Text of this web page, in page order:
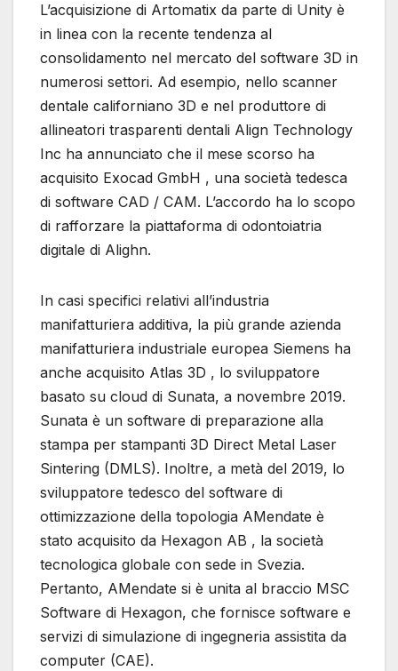
L’acquisizione di Artomatix da parte di Unity è
in linea con la recente tendenza al
consolidamento nel mercato del software 3D in
numerosi settori. Ad esempio, nello scanner
dentale californiano 3D e nel produttore di
allineatori trasparenti dentali Align Technology
Inc ha annunciato che il mese scorso ha
acquisito Exocad GmbH , una società tedesca
di software CAD / CAM. L’accordo ha lo scopo
di rafforzare la piattaforma di odontoiatria
digitale di Alighn.
In casi specifici relativi all’industria
manifatturiera additiva, la più grande azienda
manifatturiera industriale europea Siemens ha
anche acquisito Atlas 3D , lo sviluppatore
basato su cloud di Sunata, a novembre 2019.
Sunata è un software di preparazione alla
stampa per stampanti 3D Direct Metal Laser
Sintering (DMLS). Inoltre, a metà del 2019, lo
sviluppatore tedesco del software di
ottimizzazione della topologia AMendate è
stato acquisito da Hexagon AB , la società
tecnologica globale con sede in Svezia.
Pertanto, AMendate si è unita al braccio MSC
Software di Hexagon, che fornisce software e
servizi di simulazione di ingegneria assistita da
computer (CAE).